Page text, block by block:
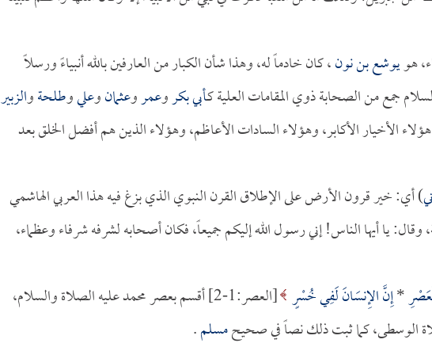
هويوشع بن نون، كان خادماً له، وهذا شأن الكبار من العارفين بالله أنبياءً ورسلاً
جمع من الصحابة ذوي المقامات العلية كـأبي بكروعمروعثمانوعليوطلحةوالزبير
الأخيار الأكابر، وهؤلاء السادات الأعاظم، وهؤلاء الذين هم أفضل الخلق بعد
) أي: خير قرون الأرض على الإطلاق القرن النبوي الذي بزغ فيه هذا العربي الهاشمي
يا أيها الناس! إني رسول الله إليكم جميعاً، فكان أصحابه لشرفه شرفاء وعظماء،
*إِنَّ الإِنسَانَ لَفِي خُسْرٍ
[العصر:1-2] أقسم بعصر محمد عليه الصلاة والسلام،
الوسطى، كما ثبت ذلك نصاً في صحيحمسلم.